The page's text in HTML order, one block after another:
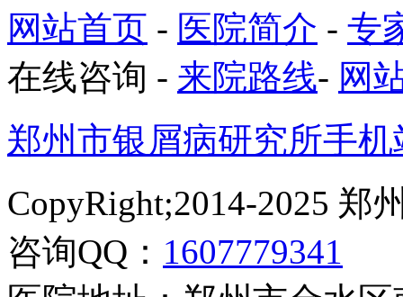
网站首页 - 医院简介 - 专
在线咨询 - 来院路线- 网
郑州市银屑病研究所手机
CopyRight;2014-2025 郑
咨询QQ： 1607779341